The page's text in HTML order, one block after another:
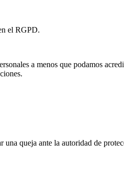
el RGPD.
a menos que podamos
queja ante la autoridad de